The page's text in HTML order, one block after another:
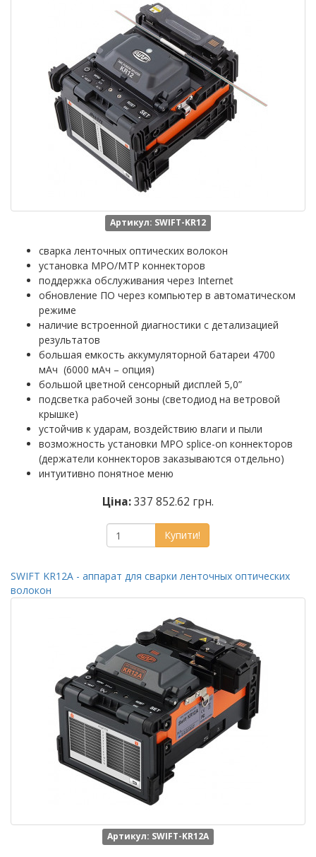
Артикул: SWIFT-KR12
сварка ленточных оптических волокон
установка MPO/MTP коннекторов
поддержка обслуживания через Internet
обновление ПО через компьютер в автоматическом
режиме
наличие встроенной диагностики с детализацией
результатов
большая емкость аккумуляторной батареи 4700
мАч (6000 мАч – опция)
большой цветной сенсорный дисплей 5,0”
подсветка рабочей зоны (светодиод на ветровой
крышке)
устойчив к ударам, воздействию влаги и пыли
возможность установки MPO splice-on коннекторов
(держатели коннекторов заказываются отдельно)
интуитивно понятное меню
Ціна:337 852.62 грн.
Купити!
SWIFT KR12A - аппарат для сварки ленточных оптических
волокон
Артикул: SWIFT-KR12A